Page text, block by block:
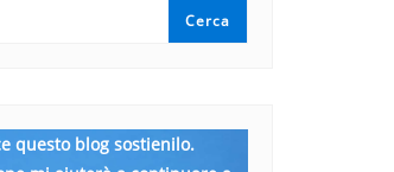
Cerca
questo blog sostienilo.